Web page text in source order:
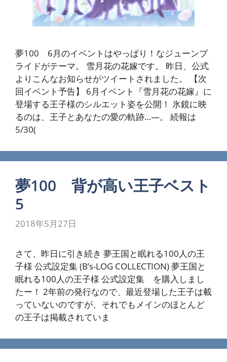
夢100 6月のイベントはやっぱり！なジューンブ
ライドがテーマ。 雪月花の花嫁です。 昨日、公式
よりこんなお知らせがツイートされました。 【次
回イベント予告】 6月イベント『雪月花の花嫁』に
登場する王子様のシルエット姿を公開！ 氷鏡に映
るのは、王子とあなたの愛の軌跡…―。 続報は
5/30(
夢100 背が高い王子ベスト
5
2018年5月27日
さて、昨日に引き続き 夢王国と眠れる100人の王
子様 公式設定集 (B’s-LOG COLLECTION) 夢王国と
眠れる100人の王子様 公式設定集 を購入しまし
たー！ 2年前の発行なので、最近登場した王子は載
っていないのですが、それでもメインのほとんど
の王子は掲載されていま